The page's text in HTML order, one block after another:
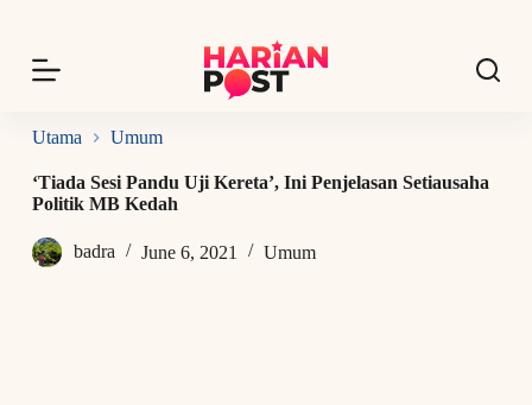
p
o
n
n
Utama Umum
‘Tiada Sesi Pandu Uji Kereta’, Ini Penjelasan Setiausaha
Politik MB Kedah
badra June 6, 2021 Umum